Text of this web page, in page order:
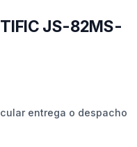
JS-82MS-
entrega o despacho